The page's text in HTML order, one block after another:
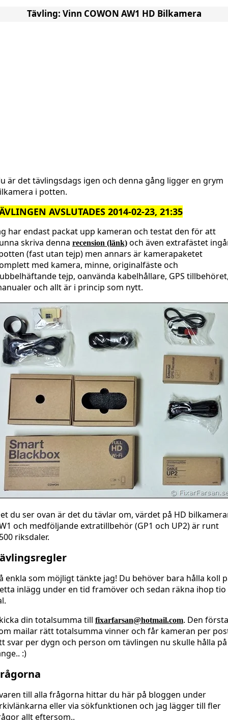
Tävling: Vinn COWON AW1 HD Bilkamera
är det tävlingsdags igen och denna gång ligger en grym
i potten.
AVSLUTADES 2014-02-23, 21:35
har endast packat upp kameran och testat den för att
skriva denna recension (länk) och även extrafästet
(fast utan tejp) men annars är kamerapaketet
med kamera, minne, originalfäste och
tejp, oanvända kabelhållare, GPS
och allt är i princip som nytt.
du ser ovan är det du tävlar om, värdet på HD
och medföljande extratillbehör (GP1 och UP2) är runt
riksdaler.
enkla som möjligt tänkte jag! Du behöver bara hålla koll
inlägg under en tid framöver och sedan räkna ihop tio
din totalsumma till fixarfarsan@hotmail.com. Den första
mailar rätt totalsumma vinner och får kameran per
svar per dygn och person om tävlingen nu skulle hålla på
:)
till alla frågorna hittar du här på bloggen under
eller via sökfunktionen och jag lägger till fler
allt eftersom..